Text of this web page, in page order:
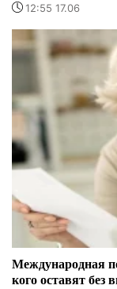
12:55 17.06
Международная
кого оставят без